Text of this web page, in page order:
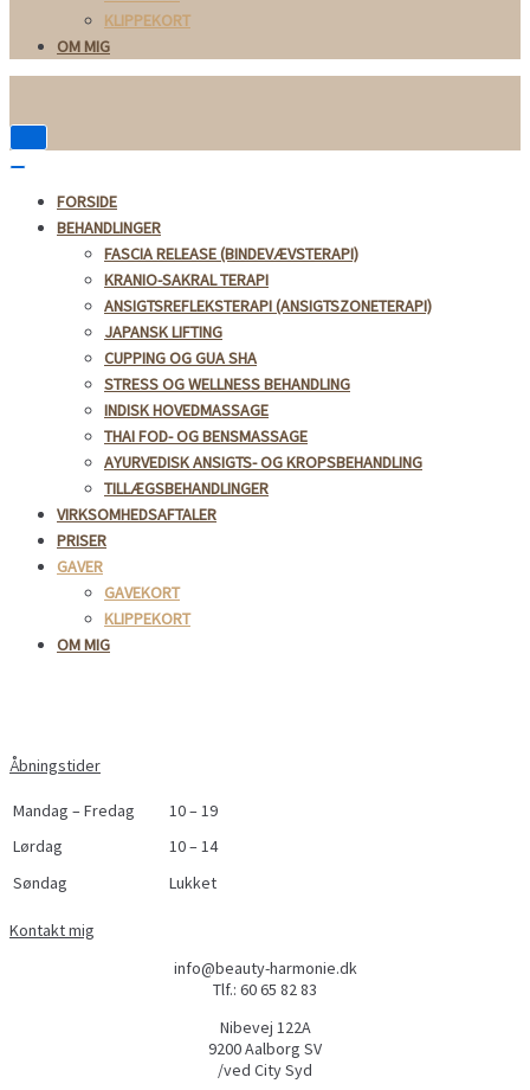
KLIPPEKORT
OM MIG
Tænd/sluk
navigationFORSIDE
BEHANDLINGER
FASCIA RELEASE (BINDEVÆVSTERAPI)
KRANIO-SAKRAL TERAPI
ANSIGTSREFLEKSTERAPI (ANSIGTSZONETERAPI)
JAPANSK LIFTING
CUPPING OG GUA SHA
STRESS OG WELLNESS BEHANDLING
INDISK HOVEDMASSAGE
THAI FOD- OG BENSMASSAGE
AYURVEDISK ANSIGTS- OG KROPSBEHANDLING
TILLÆGSBEHANDLINGER
VIRKSOMHEDSAFTALER
PRISER
GAVER
GAVEKORT
KLIPPEKORT
OM MIG
Åbningstider
Mandag – Fredag
10 – 19
Lørdag
10 – 14
Søndag
Lukket
Kontakt mig
info@beauty-harmonie.dk
Tlf.: 60 65 82 83
Nibevej 122A
9200 Aalborg SV
/ved City Syd